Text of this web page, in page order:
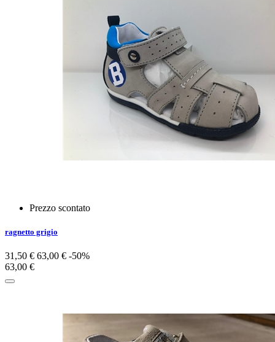
Prezzo scontato
ragnetto grigio
31,50 € 63,00 € -50%
63,00 €